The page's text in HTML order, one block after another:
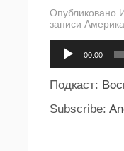
Опубликовано
записи
00:00
Подкаст:
Subscribe: